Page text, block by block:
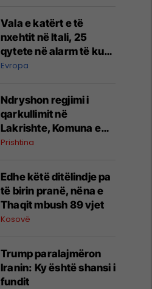
Vala e katërt e të
nxehtit në Itali, 25
qytete në alarm të kuq
- probleme me
Evropa
Ndryshon regjimi i
qarkullimit në
Lakrishte, Komuna e
Prishtinës ofron
Prishtina
Edhe këtë ditëlindje pa
të birin pranë, nëna e
Thaqit mbush 89 vjet
Kosovë
Trump paralajmëron
Iranin: Ky është shansi i
fundit